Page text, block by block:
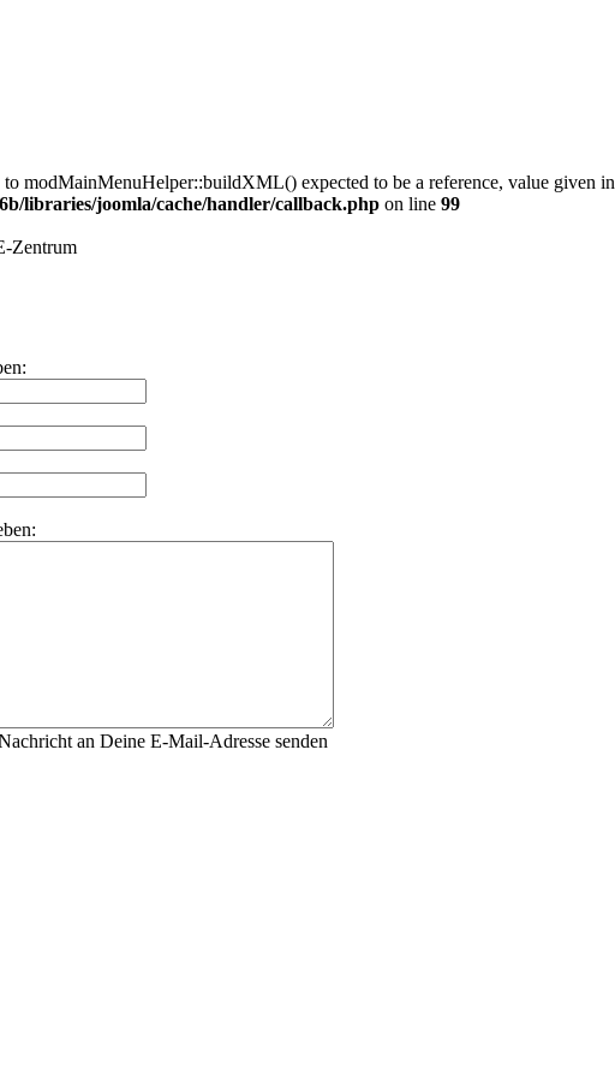
to modMainMenuHelper::buildXML() expected to be a reference, value given in
libraries/joomla/cache/handler/callback.php on line 99
Zentrum
an Deine E-Mail-Adresse senden